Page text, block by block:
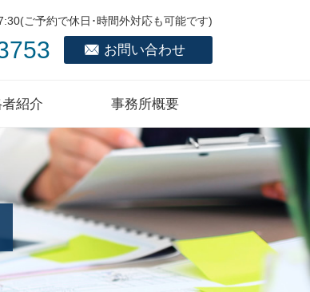
ご予約で休日･時間外対応も可能です)
お問い合わせ
紹介 事務所概要